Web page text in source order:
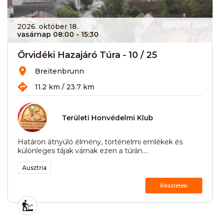
2026. október 18.
vasárnap 08:00 - 15:30
Őrvidéki Hazajáró Túra - 10 / 25
Breitenbrunn
11.2 km / 23.7 km
Területi Honvédelmi Klub
Határon átnyúló élmény, történelmi emlékek és
különleges tájak várnak ezen a túrán....
Ausztria
Részletek